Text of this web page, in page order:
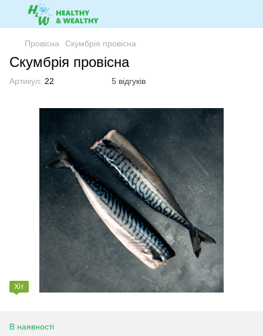
Провісна Скумбрія провісна
Скумбрія провісна
Артикул: 22 5 відгуків
Хіт
В наявності